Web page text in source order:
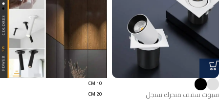
سبوت سقف متحرك سنجل
10 CM
20 CM